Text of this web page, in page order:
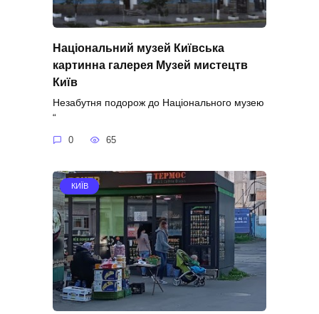
Національний музей Київська
картинна галерея Музей мистецтв
Київ
Незабутня подорож до Національного музею
“
0 65
КИЇВ